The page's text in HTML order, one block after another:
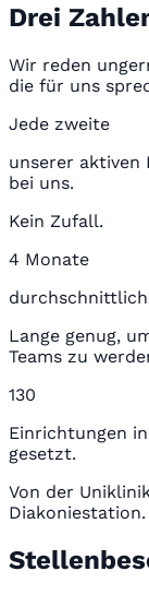
Drei
Wir reden
die für uns
Jede zweite
unserer aktiven
bei uns.
Kein Zufall.
4 Monate
Lange genug,
Teams zu
130
Einrichtungen
gesetzt.
Von der
Diakoniestation.